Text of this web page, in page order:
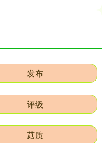
发布
评级
菇质